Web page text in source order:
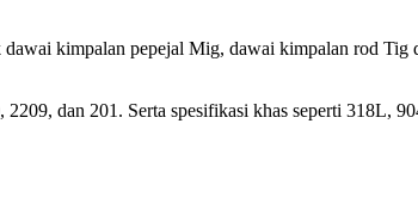
kimpalan pepejal Mig, dawai kimpalan rod
dan 201. Serta spesifikasi khas seperti 318L,